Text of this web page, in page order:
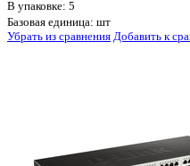
В упаковке: 5
Базовая единица: шт
Убрать из сравнения Добавить к